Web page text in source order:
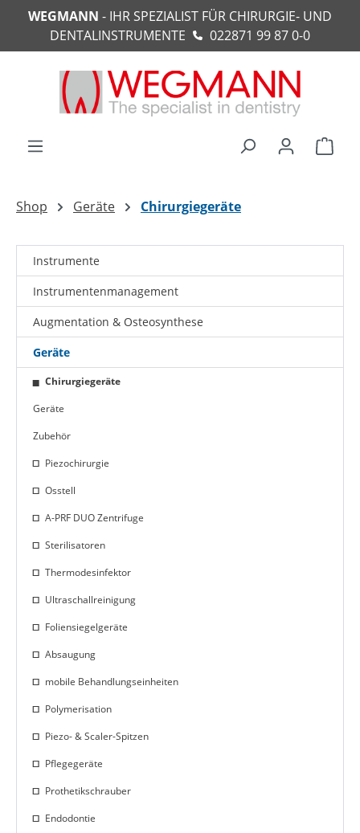
springen
WEGMANN - IHR SPEZIALIST FÜR CHIRURGIE- UND
DENTALINSTRUMENTE
022871 99 87 0-0
Shop Geräte Chirurgiegeräte
Instrumente
Instrumentenmanagement
Augmentation & Osteosynthese
Geräte
Chirurgiegeräte
Geräte
Zubehör
Piezochirurgie
Osstell
A-PRF DUO Zentrifuge
Sterilisatoren
Thermodesinfektor
Ultraschallreinigung
Foliensiegelgeräte
Absaugung
mobile Behandlungseinheiten
Polymerisation
Piezo- & Scaler-Spitzen
Pflegegeräte
Prothetikschrauber
Endodontie